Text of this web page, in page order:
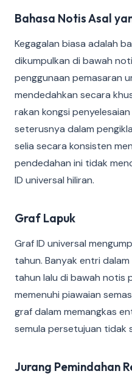
Bahasa Notis Asal
Kegagalan biasa adalah
dikumpulkan di bawah
penggunaan pemasaran
mendedahkan secara
rakan kongsi
seterusnya dalam
selia secara konsisten
pendedahan ini tidak
ID universal hiliran.
Graf Lapuk
Graf ID universal
tahun. Banyak entri
tahun lalu di bawah notis
memenuhi piawaian
graf dalam memangkas
semula persetujuan tidak
Jurang Pemindahan